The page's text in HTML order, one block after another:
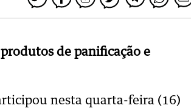
de panificação e
nesta quarta-feira (16)